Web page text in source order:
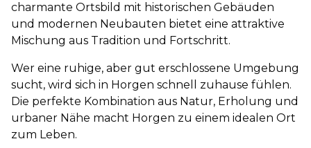
charmante Ortsbild mit historischen Gebäuden
und modernen Neubauten bietet eine attraktive
Mischung aus Tradition und Fortschritt.
Wer eine ruhige, aber gut erschlossene Umgebung
sucht, wird sich in Horgen schnell zuhause fühlen.
Die perfekte Kombination aus Natur, Erholung und
urbaner Nähe macht Horgen zu einem idealen Ort
zum Leben.